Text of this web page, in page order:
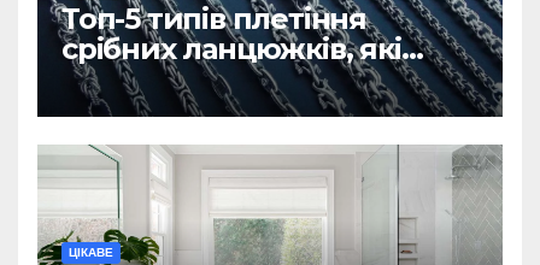
Топ-5 типів плетіння
срібних ланцюжків, які
вважаються
найнадійнішими
ЦІКАВЕ